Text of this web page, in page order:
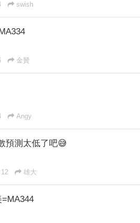
swish
金贊
Angy
預測太低了吧😅
12 雄大